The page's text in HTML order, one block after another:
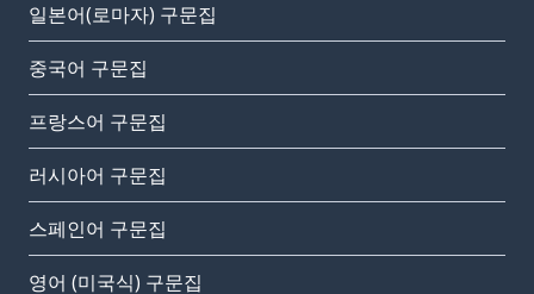
일본어(로마자) 구문집
중국어 구문집
프랑스어 구문집
러시아어 구문집
스페인어 구문집
영어 (미국식) 구문집